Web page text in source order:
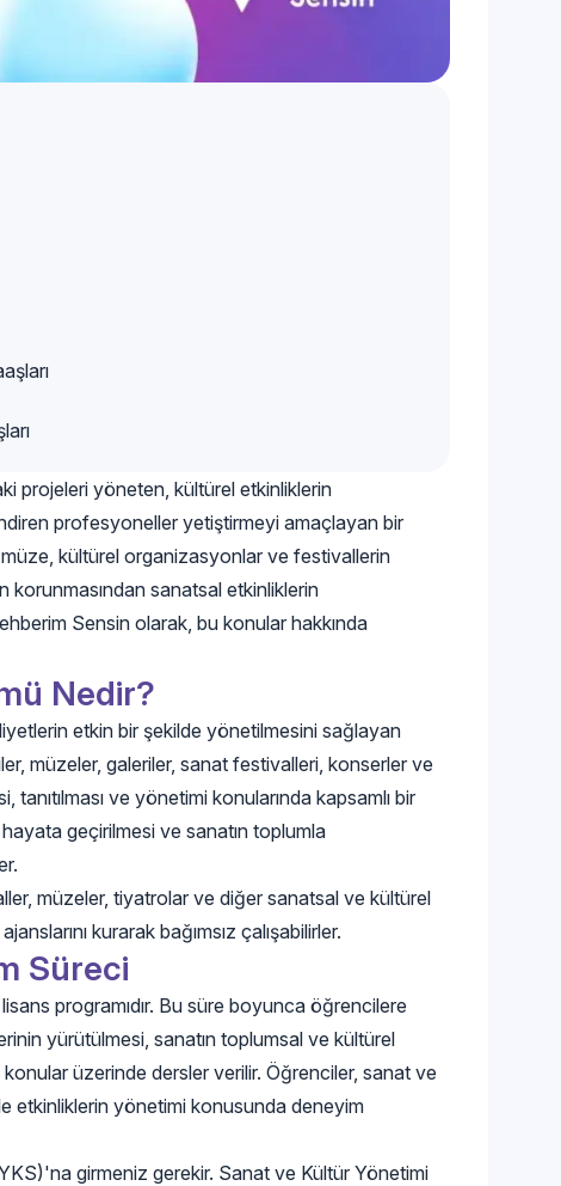
projeleri yöneten, kültürel etkinliklerin
profesyoneller yetiştirmeyi amaçlayan bir
kültürel organizasyonlar ve festivallerin
korunmasından sanatsal etkinliklerin
Sensin olarak, bu konular hakkında
Nedir?
etkin bir şekilde yönetilmesini sağlayan
müzeler, galeriler, sanat festivalleri, konserler ve
ve yönetimi konularında kapsamlı bir
geçirilmesi ve sanatın toplumla
müzeler, tiyatrolar ve diğer sanatsal ve kültürel
kurarak bağımsız çalışabilirler.
Süreci
programıdır. Bu süre boyunca öğrencilere
yürütülmesi, sanatın toplumsal ve kültürel
üzerinde dersler verilir. Öğrenciler, sanat ve
etkinliklerin yönetimi konusunda deneyim
girmeniz gerekir. Sanat ve Kültür Yönetimi